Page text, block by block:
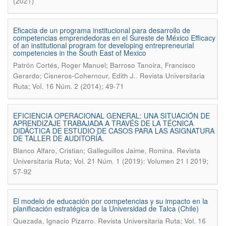
Eficacia de un programa institucional para desarrollo de
competencias emprendedoras en el Sureste de México Efficacy
of an institutional program for developing entrepreneurial
competencies in the South East of Mexico
Patrón Cortés, Roger Manuel; Barroso Tanoira, Francisco
Gerardo; Cisneros-Cohernour, Edith J.. Revista Universitaria
Ruta; Vol. 16 Núm. 2 (2014); 49-71
EFICIENCIA OPERACIONAL GENERAL: UNA SITUACIÓN DE
APRENDIZAJE TRABAJADA A TRAVÉS DE LA TÉCNICA
DIDÁCTICA DE ESTUDIO DE CASOS PARA LAS ASIGNATURA
DE TALLER DE AUDITORÍA.
Blanco Alfaro, Cristian; Galleguillos Jaime, Romina. Revista
Universitaria Ruta; Vol. 21 Núm. 1 (2019): Volumen 21 I 2019;
57-92
El modelo de educación por competencias y su impacto en la
planificación estratégica de la Universidad de Talca (Chile)
Quezada, Ignacio Pizarro. Revista Universitaria Ruta; Vol. 16